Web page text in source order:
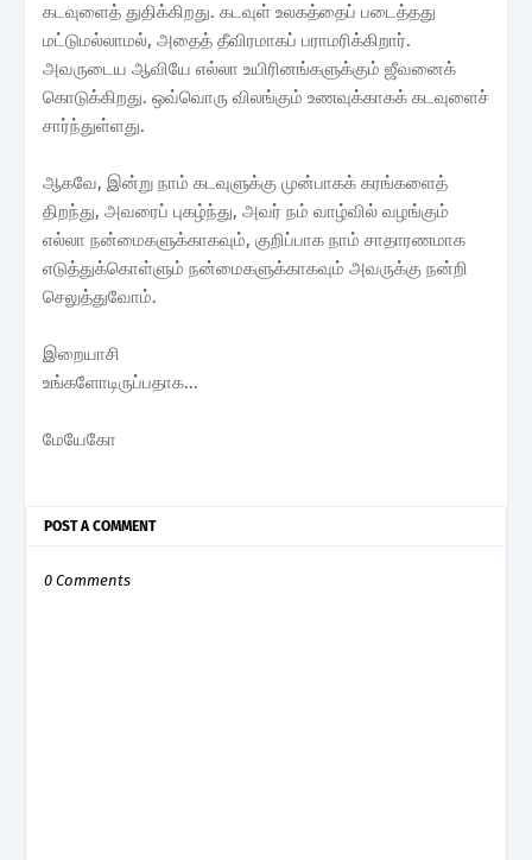
கடவுளைத் துதிக்கிறது. கடவுள் உலகத்தைப் படைத்தது
மட்டுமல்லாமல், அதைத் தீவிரமாகப் பராமரிக்கிறார்.
அவருடைய ஆவியே எல்லா உயிரினங்களுக்கும் ஜீவனைக்
கொடுக்கிறது. ஒவ்வொரு விலங்கும் உணவுக்காகக் கடவுளைச்
சார்ந்துள்ளது.
ஆகவே, இன்று நாம் கடவுளுக்கு முன்பாகக் கரங்களைத்
திறந்து, அவரைப் புகழ்ந்து, அவர் நம் வாழ்வில் வழங்கும்
எல்லா நன்மைகளுக்காகவும், குறிப்பாக நாம் சாதாரணமாக
எடுத்துக்கொள்ளும் நன்மைகளுக்காகவும் அவருக்கு நன்றி
செலுத்துவோம்.
இறையாசி
உங்களோடிருப்பதாக...
மேயேகோ
POST A COMMENT
0 Comments